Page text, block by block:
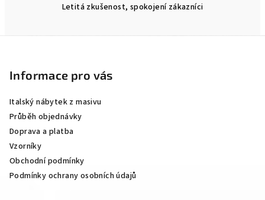
Letitá zkušenost, spokojení zákazníci
Informace pro vás
Italský nábytek z masivu
Průběh objednávky
Doprava a platba
Vzorníky
Obchodní podmínky
Podmínky ochrany osobních údajů